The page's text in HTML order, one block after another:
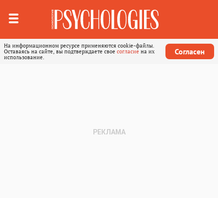
На информационном ресурсе применяются cookie-файлы.
Оставаясь на сайте, вы подтверждаете свое согласие на их
использование.
Согласен